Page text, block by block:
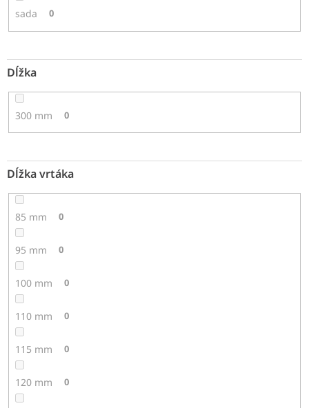
sada 0
Dĺžka
300 mm 0
Dĺžka vrtáka
85 mm 0
95 mm 0
100 mm 0
110 mm 0
115 mm 0
120 mm 0